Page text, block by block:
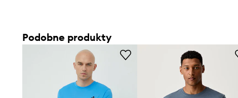
- Długość: 74 cm.
- Wymiary podane dla rozmiaru: M.
Podobne produkty